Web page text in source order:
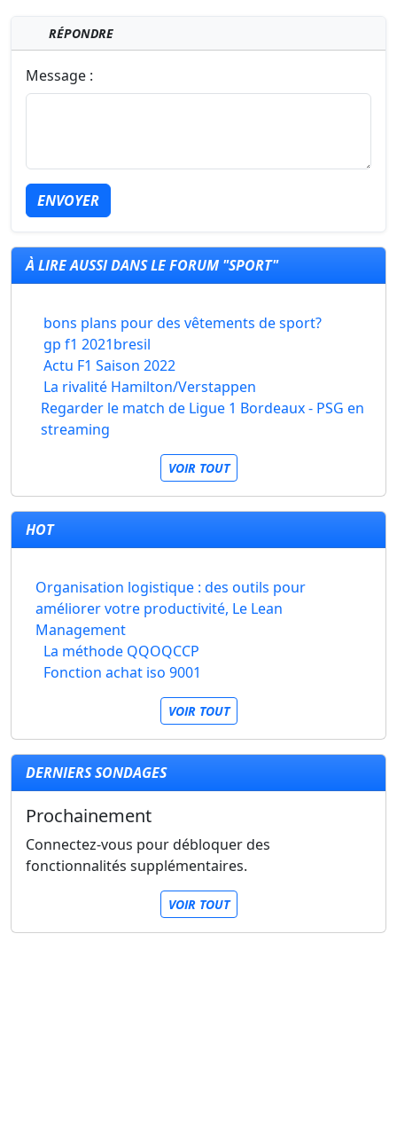
RÉPONDRE
Message :
ENVOYER
À LIRE AUSSI DANS LE FORUM "SPORT"
bons plans pour des vêtements de sport?
gp f1 2021bresil
Actu F1 Saison 2022
La rivalité Hamilton/Verstappen
Regarder le match de Ligue 1 Bordeaux - PSG en
streaming
VOIR TOUT
HOT
Organisation logistique : des outils pour
améliorer votre productivité, Le Lean
Management
La méthode QQOQCCP
Fonction achat iso 9001
VOIR TOUT
DERNIERS SONDAGES
Prochainement
Connectez-vous pour débloquer des
fonctionnalités supplémentaires.
VOIR TOUT